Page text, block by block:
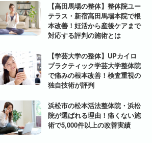
【高田馬場の整体】整体院ユー
テラス・新宿高田馬場本院で根
本改善！妊活から産後ケアまで
対応する評判の施術とは
【学芸大学の整体】UPカイロ
プラクティック学芸大学整体院
で痛みの根本改善！検査重視の
独自技術が評判
浜松市の松本活法整体院・浜松
院が選ばれる理由！痛くない施
術で5,000件以上の改善実績